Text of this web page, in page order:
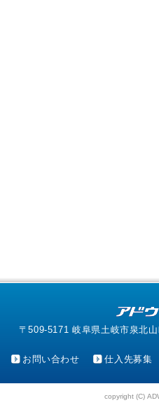
〒509-5171 岐阜県土岐市泉北
お問い合わせ 仕入先募集
copyright (C)